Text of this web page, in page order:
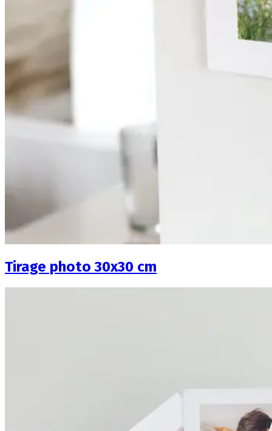
Tirage photo 30x30 cm